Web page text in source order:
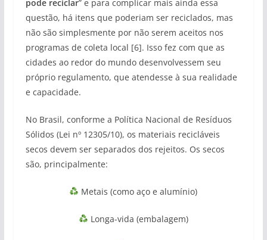
pode reciclar” e para complicar mais ainda essa
questão, há itens que poderiam ser reciclados, mas
não são simplesmente por não serem aceitos nos
programas de coleta local [6]. Isso fez com que as
cidades ao redor do mundo desenvolvessem seu
próprio regulamento, que atendesse à sua realidade
e capacidade.
No Brasil, conforme a Política Nacional de Resíduos
Sólidos (Lei nº 12305/10), os materiais recicláveis
secos devem ser separados dos rejeitos. Os secos
são, principalmente:
Metais (como aço e alumínio)
Longa-vida (embalagem)